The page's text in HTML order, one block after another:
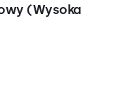
(Wysoka